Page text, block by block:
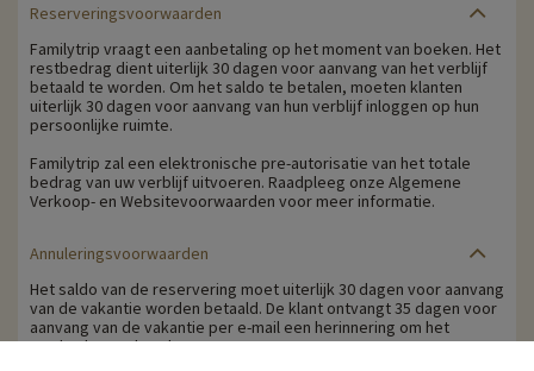
Reserveringsvoorwaarden
Familytrip vraagt een aanbetaling op het moment van boeken. Het
restbedrag dient uiterlijk 30 dagen voor aanvang van het verblijf
betaald te worden. Om het saldo te betalen, moeten klanten
uiterlijk 30 dagen voor aanvang van hun verblijf inloggen op hun
persoonlijke ruimte.
Familytrip zal een elektronische pre-autorisatie van het totale
bedrag van uw verblijf uitvoeren. Raadpleeg onze Algemene
Verkoop- en Websitevoorwaarden voor meer informatie.
Annuleringsvoorwaarden
Het saldo van de reservering moet uiterlijk 30 dagen voor aanvang
van de vakantie worden betaald. De klant ontvangt 35 dagen voor
aanvang van de vakantie per e-mail een herinnering om het
restbedrag te betalen.